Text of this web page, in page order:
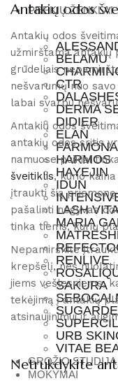
PREKIŲ ŽENKLAI
BELAMU
CTR
DERMA
DIDIER
ELAN
FARMONA
HARMOS
HAYEJIN
IDUN
LASH
MARIA
RENLIVE
SAKURA
URB
VITAE
GROŽIO STUDIJA
MOKYMAI
Antakių odos
Antakių odos
užmirštama antakių
grūdeliais
nešvarumų nuo
labai svarbu
Antakių odos
antakių odos sritis
namuose puikiai
šveitiklis, kurio
įtraukti šią
pašalinti negyvas
tinka tiems, kurių
Nepamirškite
krepšelį, nes
jiems vešlesniems,
tekėjimą į antakių
atsinaujinimui ir
Netrukdykite